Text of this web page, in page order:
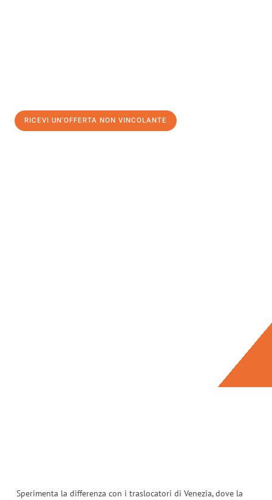
RICEVI UN'OFFERTA NON VINCOLANTE
Sperimenta la differenza con i traslocatori di Venezia, dove la